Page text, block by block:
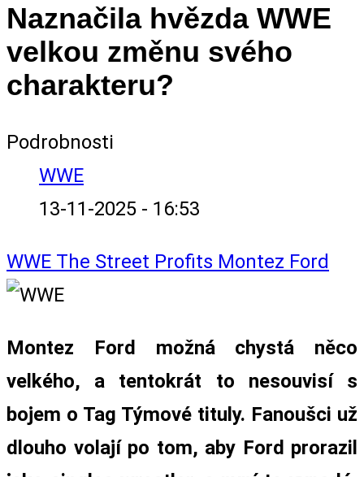
Naznačila hvězda WWE
velkou změnu svého
charakteru?
Podrobnosti
WWE
13-11-2025 - 16:53
WWE The Street Profits Montez Ford
Montez Ford možná chystá něco
velkého, a tentokrát to nesouvisí s
bojem o Tag Týmové tituly. Fanoušci už
dlouho volají po tom, aby Ford prorazil